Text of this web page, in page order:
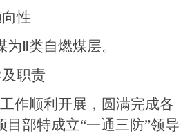
向性
Ⅱ类自燃煤层。
职责
作顺利开展，圆满完成各
目部特成立“一通三防”领导